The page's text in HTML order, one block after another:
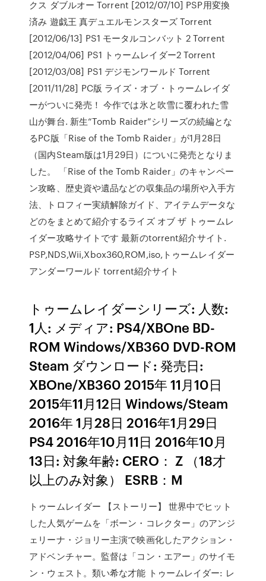
クス ダブルオー Torrent [2012/07/10] PSP用変換
済み 遊戯王 真デュエルモンスターズ Torrent
[2012/06/13] PS1 モータルコンバット 2 Torrent
[2012/04/06] PS1 トゥームレイダー2 Torrent
[2012/03/08] PS1 デジモンワールド Torrent
[2011/11/28] PC版 ライズ・オブ・トゥームレイダ
ーがついに発売！ 今作では氷と吹雪に覆われた雪
山が舞台. 新生“Tomb Raider”シリーズの続編とな
るPC版「Rise of the Tomb Raider」が1月28日
（国内Steam版は1月29日）についに発売となりま
した。 「Rise of the Tomb Raider」のキャンペー
ン攻略、歴史資や遺品などの収集品の場所や入手方
法、トロフィー実績解除ガイド、アイテムデータな
どのをまとめて紹介するライズ オブ ザ トゥームレ
イダー攻略サイトです 最新のtorrent紹介サイト.
PSP,NDS,Wii,Xbox360,ROM,iso,トゥームレイダー
アンダーワールド torrent紹介サイト
トゥームレイダーシリーズ: 人数:
1人: メディア: PS4/XBOne BD-
ROM Windows/XB360 DVD-ROM
Steam ダウンロード: 発売日:
XBOne/XB360 2015年 11月10日
2015年11月12日 Windows/Steam
2016年 1月28日 2016年1月29日
PS4 2016年10月11日 2016年10月
13日: 対象年齢: CERO： Z （18才
以上のみ対象） ESRB：M
トゥームレイダー 【ストーリー】 世界中でヒット
した人気ゲームを「ボーン・コレクター」のアンジ
ェリーナ・ジョリー主演で映画化したアクション・
アドベンチャー。監督は「コン・エアー」のサイモ
ン・ウェスト。類い希な才能 トゥームレイダー: レ